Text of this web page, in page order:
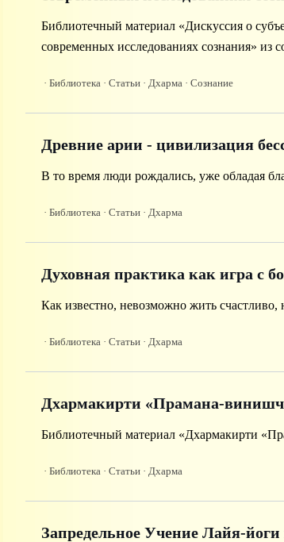
Библиотечный материал «Дискуссия о
современных исследованиях сознания» из
· Библиотека · Статьи · Дхарма · Сознание
Древние арии - цивилизация
В то время люди рождались, уже обладая
· Библиотека · Статьи · Дхарма
Духовная практика как игра с
Как известно, невозможно жить
· Библиотека · Статьи · Дхарма
Дхармакирти «Прамана-
Библиотечный материал «Дхармакирти
· Библиотека · Статьи · Дхарма
Запредельное Учение Лайя-